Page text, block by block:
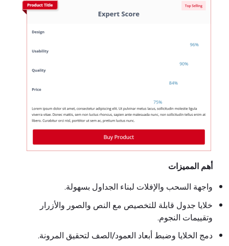
أهم المميزات
واجهة السحب والإفلات لبناء الجداول بسهولة.
خلايا جدول قابلة للتخصيص مع النص والصور والأزرار
وتقييمات النجوم.
دمج الخلايا وضبط أبعاد العمود/الصف لتحقيق المرونة.